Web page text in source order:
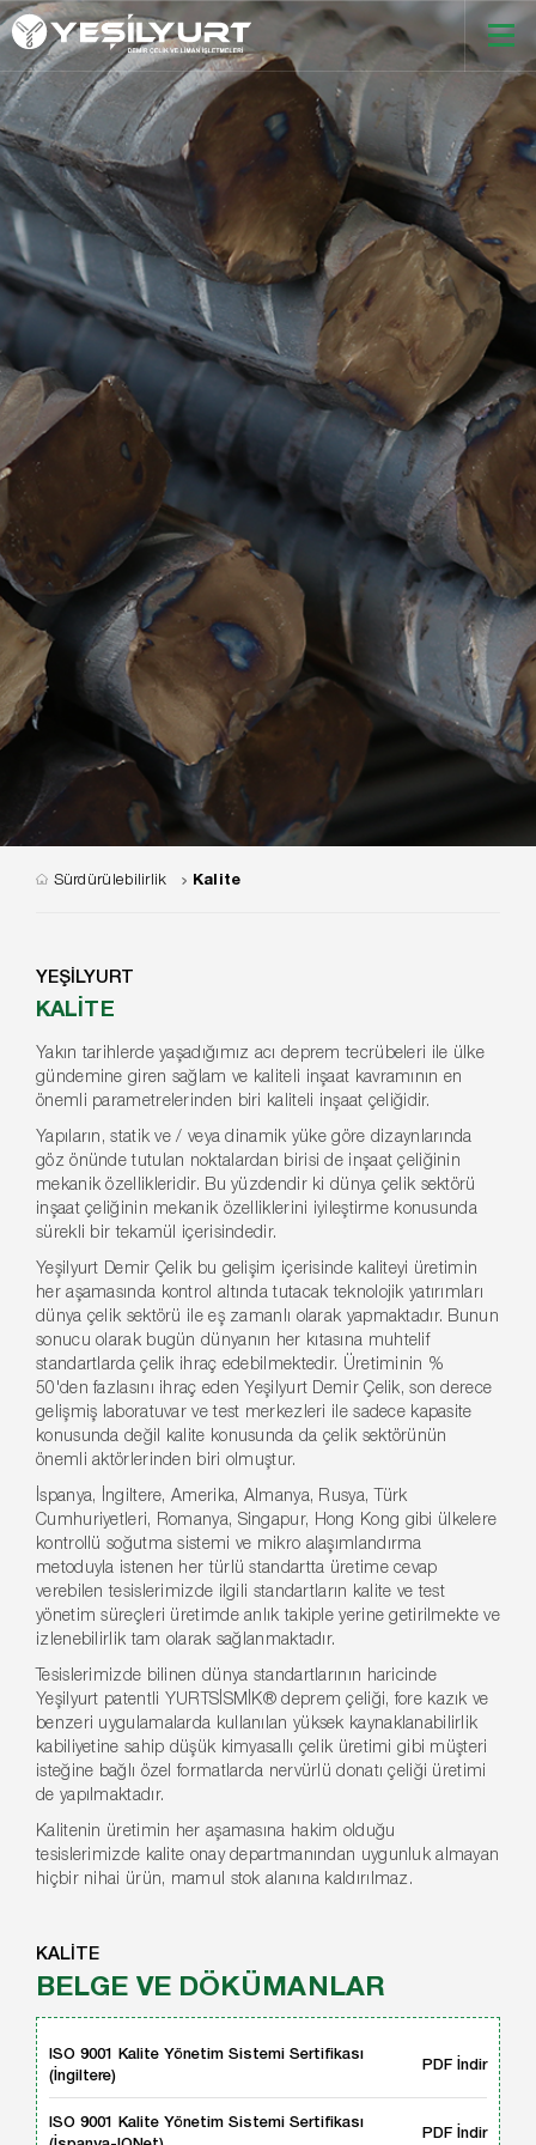
Sürdürülebilirlik Kalite
YEŞİLYURT
KALİTE
Yakın tarihlerde yaşadığımız acı deprem tecrübeleri ile ülke
gündemine giren sağlam ve kaliteli inşaat kavramının en
önemli parametrelerinden biri kaliteli inşaat çeliğidir.
Yapıların, statik ve / veya dinamik yüke göre dizaynlarında
göz önünde tutulan noktalardan birisi de inşaat çeliğinin
mekanik özellikleridir. Bu yüzdendir ki dünya çelik sektörü
inşaat çeliğinin mekanik özelliklerini iyileştirme konusunda
sürekli bir tekamül içerisindedir.
Yeşilyurt Demir Çelik bu gelişim içerisinde kaliteyi üretimin
her aşamasında kontrol altında tutacak teknolojik yatırımları
dünya çelik sektörü ile eş zamanlı olarak yapmaktadır. Bunun
sonucu olarak bugün dünyanın her kıtasına muhtelif
standartlarda çelik ihraç edebilmektedir. Üretiminin %
50'den fazlasını ihraç eden Yeşilyurt Demir Çelik, son derece
gelişmiş laboratuvar ve test merkezleri ile sadece kapasite
konusunda değil kalite konusunda da çelik sektörünün
önemli aktörlerinden biri olmuştur.
İspanya, İngiltere, Amerika, Almanya, Rusya, Türk
Cumhuriyetleri, Romanya, Singapur, Hong Kong gibi ülkelere
kontrollü soğutma sistemi ve mikro alaşımlandırma
metoduyla istenen her türlü standartta üretime cevap
verebilen tesislerimizde ilgili standartların kalite ve test
yönetim süreçleri üretimde anlık takiple yerine getirilmekte ve
izlenebilirlik tam olarak sağlanmaktadır.
Tesislerimizde bilinen dünya standartlarının haricinde
Yeşilyurt patentli YURTSİSMİK® deprem çeliği, fore kazık ve
benzeri uygulamalarda kullanılan yüksek kaynaklanabilirlik
kabiliyetine sahip düşük kimyasallı çelik üretimi gibi müşteri
isteğine bağlı özel formatlarda nervürlü donatı çeliği üretimi
de yapılmaktadır.
Kalitenin üretimin her aşamasına hakim olduğu
tesislerimizde kalite onay departmanından uygunluk almayan
hiçbir nihai ürün, mamul stok alanına kaldırılmaz.
KALİTE
BELGE VE DÖKÜMANLAR
ISO 9001 Kalite Yönetim Sistemi Sertifikası
(İngiltere)
PDF İndir
ISO 9001 Kalite Yönetim Sistemi Sertifikası
PDF İndir